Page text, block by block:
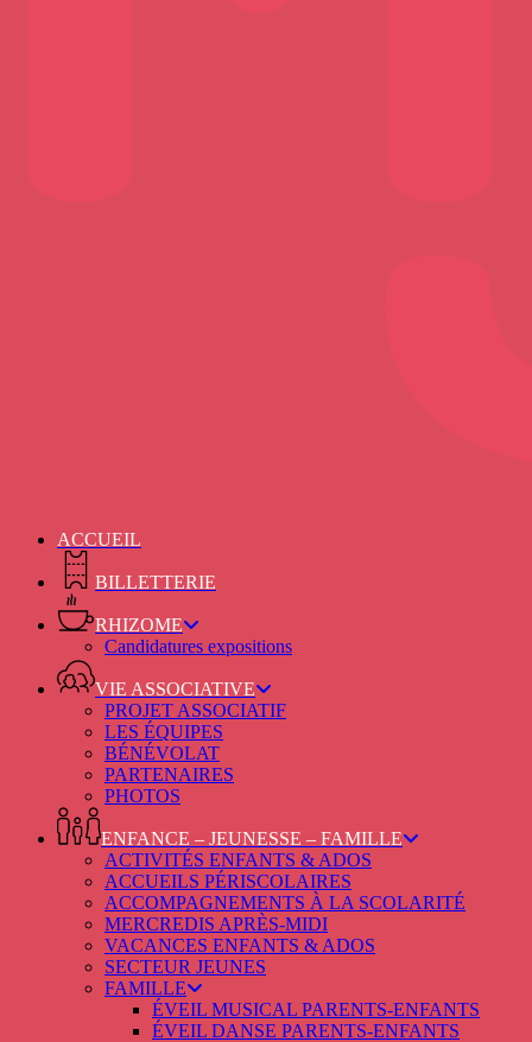
ACCUEIL
BILLETTERIE
RHIZOME
Candidatures expositions
VIE ASSOCIATIVE
PROJET ASSOCIATIF
LES ÉQUIPES
BÉNÉVOLAT
PARTENAIRES
PHOTOS
ENFANCE – JEUNESSE – FAMILLE
ACTIVITÉS ENFANTS & ADOS
ACCUEILS PÉRISCOLAIRES
ACCOMPAGNEMENTS À LA SCOLARITÉ
MERCREDIS APRÈS-MIDI
VACANCES ENFANTS & ADOS
SECTEUR JEUNES
FAMILLE
ÉVEIL MUSICAL PARENTS-ENFANTS
ÉVEIL DANSE PARENTS-ENFANTS